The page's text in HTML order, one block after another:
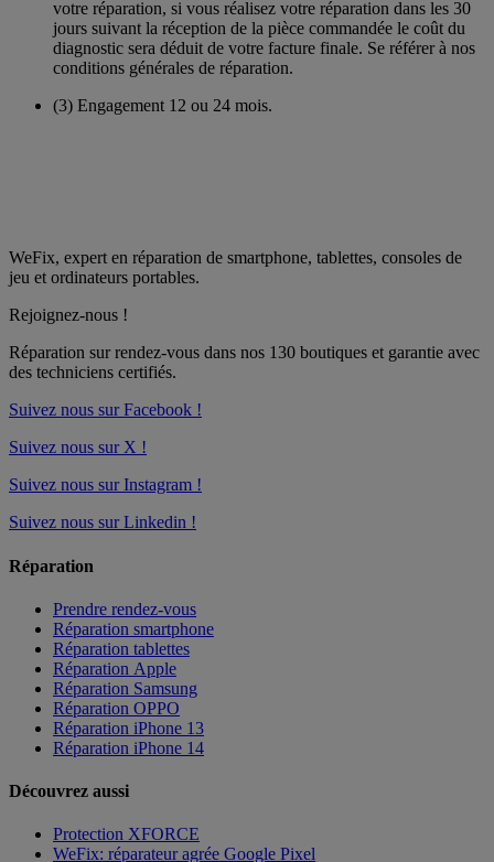
votre réparation, si vous réalisez votre réparation dans les 30
jours suivant la réception de la pièce commandée le coût du
diagnostic sera déduit de votre facture finale. Se référer à nos
conditions générales de réparation.
(3) Engagement 12 ou 24 mois.
WeFix, expert en réparation de smartphone, tablettes, consoles de
jeu et ordinateurs portables.
Rejoignez-nous !
Réparation sur rendez-vous dans nos 130 boutiques et garantie avec
des techniciens certifiés.
Suivez nous sur Facebook !
Suivez nous sur X !
Suivez nous sur Instagram !
Suivez nous sur Linkedin !
Réparation
Prendre rendez-vous
Réparation smartphone
Réparation tablettes
Réparation Apple
Réparation Samsung
Réparation OPPO
Réparation iPhone 13
Réparation iPhone 14
Découvrez aussi
Protection XFORCE
WeFix: réparateur agrée Google Pixel